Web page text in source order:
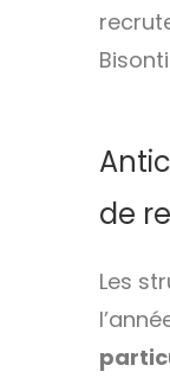
de
Les